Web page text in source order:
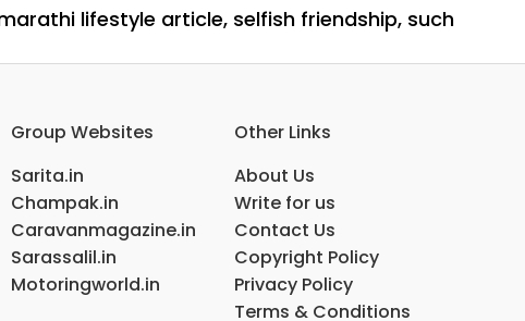
lifestyle article, selfish friendship, such
Group Websites
Sarita.in
Champak.in
Caravanmagazine.in
Sarassalil.in
Motoringworld.in
Other Links
About Us
Write for us
Contact Us
Copyright Policy
Privacy Policy
Terms & Conditions